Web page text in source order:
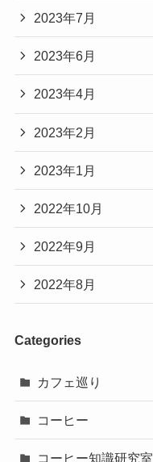
2023年7月
2023年6月
2023年4月
2023年2月
2023年1月
2022年10月
2022年9月
2022年8月
Categories
カフェ巡り
コーヒー
コーヒー知識研究室